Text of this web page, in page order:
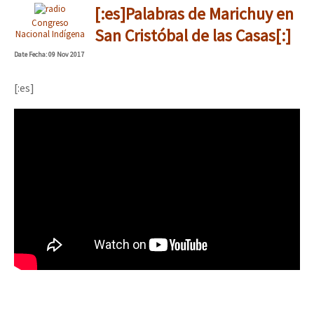
Congreso
Nacional Indígena
[:es]Palabras de Marichuy en
San Cristóbal de las Casas[:]
DateFecha: 09 Nov 2017
[:es]